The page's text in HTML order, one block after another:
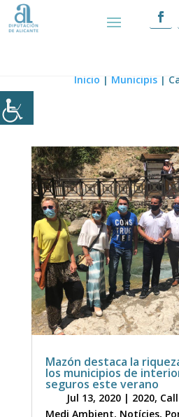
Inicio | Municipis |
Mazón destaca la
los municipios de
seguros este verano
Jul 13, 2020| 2020,
Medi Ambient, Notícies,